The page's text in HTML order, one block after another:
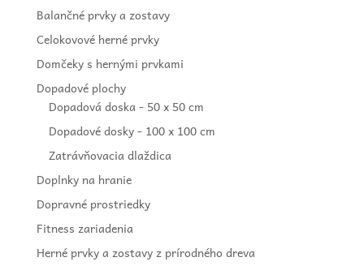
Balančné prvky a zostavy
Celokovové herné prvky
Domčeky s hernými prvkami
Dopadové plochy
Dopadová doska - 50 x 50 cm
Dopadové dosky - 100 x 100 cm
Zatrávňovacia dlaždica
Doplnky na hranie
Dopravné prostriedky
Fitness zariadenia
Herné prvky a zostavy z prírodného dreva